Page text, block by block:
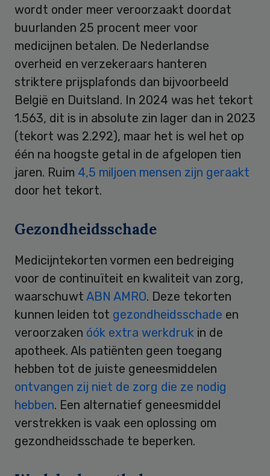
wordt onder meer veroorzaakt doordat
buurlanden 25 procent meer voor
medicijnen betalen. De Nederlandse
overheid en verzekeraars hanteren
striktere prijsplafonds dan bijvoorbeeld
België en Duitsland. In 2024 was het tekort
1.563, dit is in absolute zin lager dan in 2023
(tekort was 2.292), maar het is wel het op
één na hoogste getal in de afgelopen tien
jaren. Ruim 4,5 miljoen mensen zijn geraakt
door het tekort.
Gezondheidsschade
Medicijntekorten vormen een bedreiging
voor de continuïteit en kwaliteit van zorg,
waarschuwt ABN AMRO. Deze tekorten
kunnen leiden tot gezondheidsschade en
veroorzaken óók extra werkdruk in de
apotheek. Als patiënten geen toegang
hebben tot de juiste geneesmiddelen
ontvangen zij niet de zorg die ze nodig
hebben. Een alternatief geneesmiddel
verstrekken is vaak een oplossing om
gezondheidsschade te beperken.